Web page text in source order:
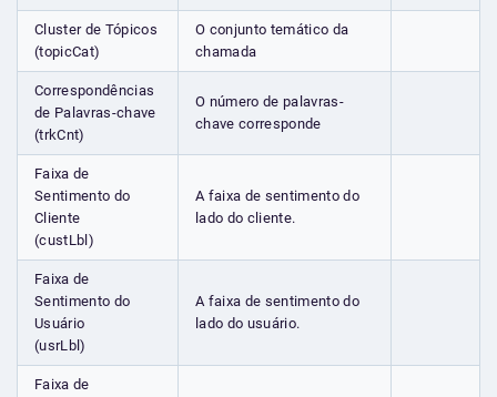
Cluster de Tópicos
(topicCat)
O conjunto temático da
chamada
Correspondências
de Palavras-chave
(trkCnt)
O número de palavras-
chave corresponde
Faixa de
Sentimento do
Cliente
(custLbl)
A faixa de sentimento do
lado do cliente.
Faixa de
Sentimento do
Usuário
(usrLbl)
A faixa de sentimento do
lado do usuário.
Faixa de